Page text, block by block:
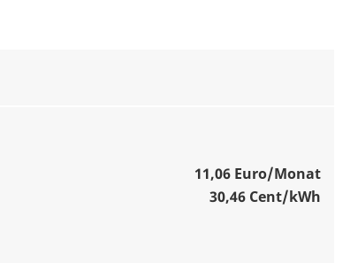
11,06 Euro/Monat
30,46 Cent/kWh